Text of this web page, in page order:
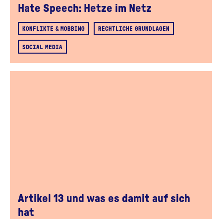
Hate Speech: Hetze im Netz
KONFLIKTE & MOBBING RECHTLICHE GRUNDLAGEN
SOCIAL MEDIA
Artikel 13 und was es damit auf sich
hat